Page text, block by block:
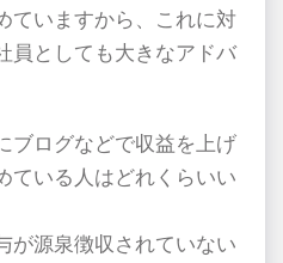
ていますから、これに対
員としても大きなアドバ
ブログなどで収益を上げ
ている人はどれくらいい
が源泉徴収されていない